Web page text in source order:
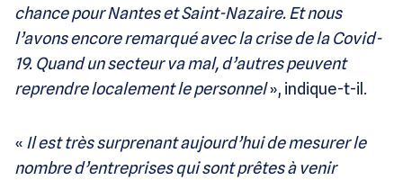
chance pour Nantes et Saint-Nazaire. Et nous
l’avons encore remarqué avec la crise de la Covid-
19. Quand un secteur va mal, d’autres peuvent
reprendre localement le personnel», indique-t-il.
« Il est très surprenant aujourd’hui de mesurer le
nombre d’entreprises qui sont prêtes à venir